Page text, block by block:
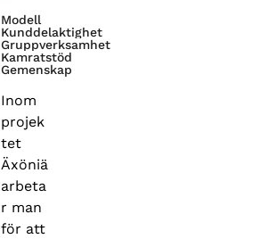
Modell
Kunddelaktighet
Gruppverksamhet
Kamratstöd
Gemenskap
Inom
projek
tet
Äxöniä
arbeta
r man
för att